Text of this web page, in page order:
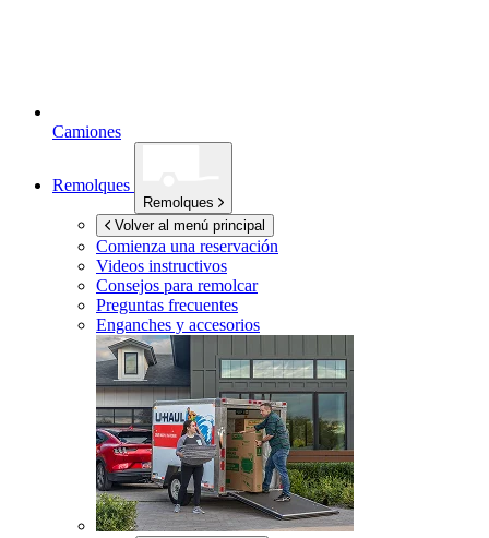
Camiones
Remolques
Remolques
Volver al menú principal
Comienza una reservación
Videos instructivos
Consejos para remolcar
Preguntas frecuentes
Enganches y accesorios